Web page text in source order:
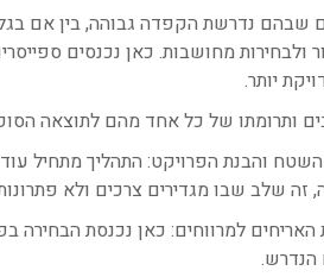
שבהם נדרשת הקפדה גבוהה, בין אם
ולבחירות מחושבות. כאן נכנסים
יותר.
ותרומתו של כל אחד מהם לתוצאה
והבנת הפרויקט: התהליך מתחיל
זה שלב שבו מגדירים צרכים ולא
למרווחים: כאן נכנסת הבחירה
הנדרש.